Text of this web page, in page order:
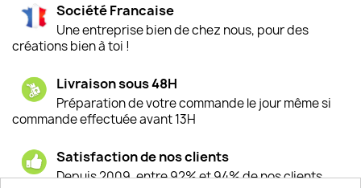
Société Francaise
Une entreprise bien de chez nous, pour des
créations bien à toi !
Livraison sous 48H
Préparation de votre commande le jour même si
commande effectuée avant 13H
Satisfaction de nos clients
Depuis 2009, entre 92% et 94% de nos clients